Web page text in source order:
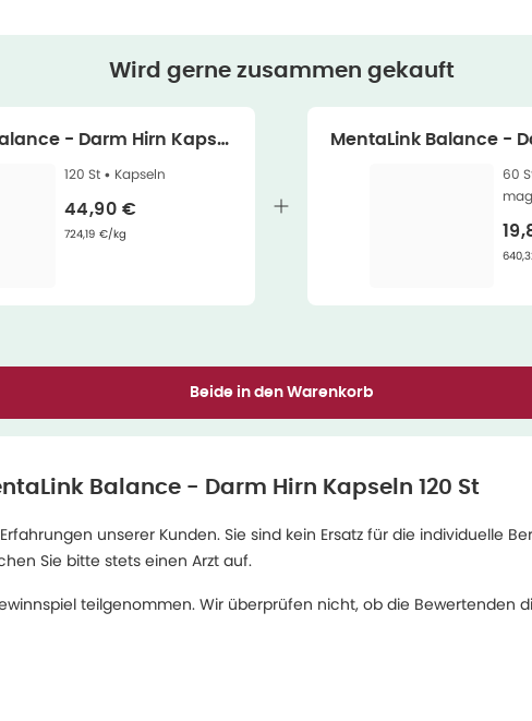
Wird gerne zusammen gekauft
- Darm Hirn Kapsel
n 120 St
120 St • Kapseln
Verkaufspreis
44,90 €
Grundpreis:
724,19 €/kg
MentaLink Balance -
n 60 St
60
Beide in den Warenkorb
Balance - Darm Hirn Kapseln 120 St
unserer Kunden. Sie sind kein Ersatz für die individuelle
Sie bitte stets einen Arzt auf.
teilgenommen. Wir überprüfen nicht, ob die